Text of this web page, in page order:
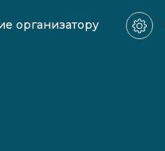
организатору